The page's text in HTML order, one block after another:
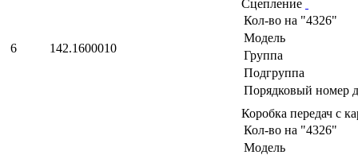
6 142.1600010
Сцепление
Кол-во на "4326"
Модель
Группа
Подгруппа
Порядковый номер
Коробка передач с
Кол-во на "4326"
Модель